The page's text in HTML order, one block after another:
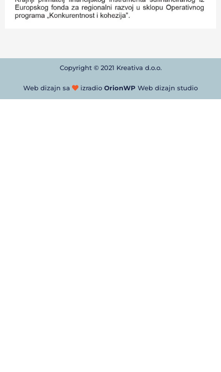
Copyright © 2021 Kreativa d.o.o.
Web dizajn sa izradio OrionWP Web dizajn studio